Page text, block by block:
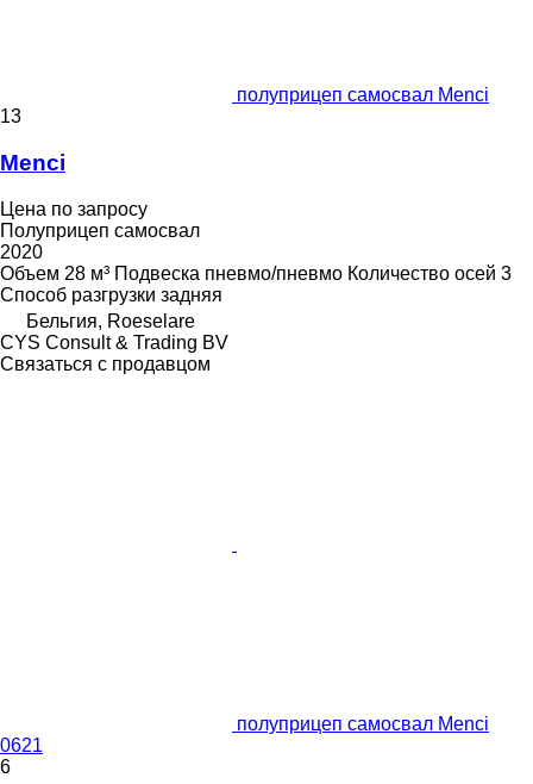
полуприцеп самосвал Menci
13
Menci
Цена по запросу
Полуприцеп самосвал
2020
Объем 28 м³ Подвеска пневмо/пневмо Количество осей 3
Способ разгрузки задняя
Бельгия, Roeselare
CYS Consult & Trading BV
Связаться с продавцом
полуприцеп самосвал Menci
0621
6